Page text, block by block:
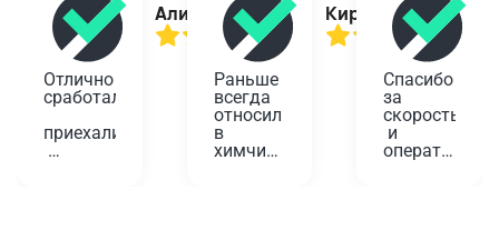
Алина
Отлично
сработали,
приехали
Кирилл
Раньше
всегда
относил
в
химчистку
Спасибо
за
скорость
и